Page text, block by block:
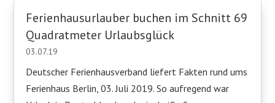
Ferienhausurlauber buchen im Schnitt 69
Quadratmeter Urlaubsglück
03.07.19
Deutscher Ferienhausverband liefert Fakten rund ums
Ferienhaus Berlin, 03. Juli 2019. So aufregend war